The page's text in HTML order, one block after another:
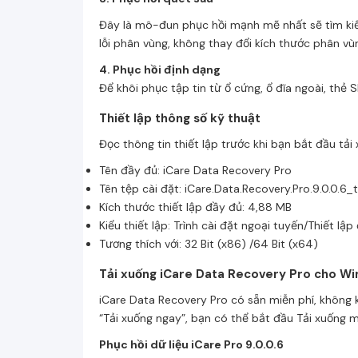
Đây là mô-đun phục hồi mạnh mẽ nhất sẽ tìm
lỗi phân vùng, không thay đổi kích thước phân
4. Phục hồi định dạng
Để khôi phục tập tin từ ổ cứng, ổ đĩa ngoài, thẻ
Thiết lập thông số kỹ thuật
Đọc thông tin thiết lập trước khi bạn bắt đầu tải
Tên đầy đủ: iCare Data Recovery Pro
Tên tệp cài đặt:
Kích thước thiết lập đầy đủ: 4,88 MB
Kiểu thiết lập: Trình cài đặt ngoại tuyến/Thiết
Tương thích với: 32 Bit (x86) /64 Bit (x64)
Tải xuống iCare Data Recovery Pro cho
iCare Data Recovery Pro có sẵn miễn phí,
“Tải xuống ngay”, bạn có thể bắt đầu Tải xuống
Phục hồi dữ liệu iCare Pro 9.0.0.6